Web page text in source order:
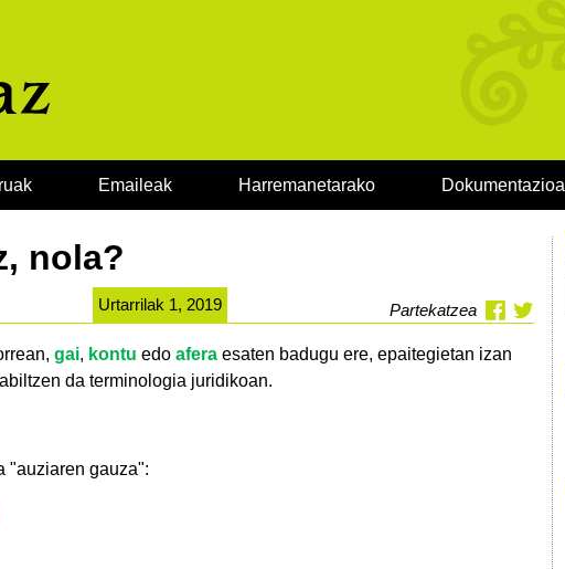
Emaileak Harremanetarako Dokumentazioa
nola?
Urtarrilak 1, 2019 Partekatzea
gai, kontu edo afera esaten badugu ere, epaitegietan izan
da terminologia juridikoan.
"auziaren gauza":